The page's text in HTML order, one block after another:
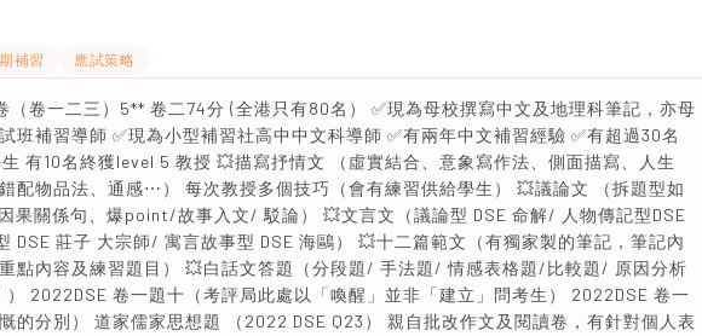
補習 應試策略
（卷一二三）5** 卷二74分 (全港只有80名） ✅現為母校撰寫中文及地理科筆記，亦母
班補習導師 ✅現為小型補習社高中中文科導師 ✅有兩年中文補習經驗 ✅有超過30名
有10名終獲level 5 教授 💥描寫抒情文 （虛實結合、意象寫作法、側面描寫、人生
配物品法、通感⋯） 每次教授多個技巧（會有練習供給學生） 💥議論文 （拆題型如
果關係句、爆point/故事入文/ 駁論） 💥文言文（議論型 DSE 命解/ 人物傳記型DSE
DSE 莊子 大宗師/ 寓言故事型 DSE 海鷗） 💥十二篇範文（有獨家製的筆記，筆記內
點內容及練習題目） 💥白話文答題（分段題/ 手法題/ 情感表格題/比較題/ 原因分析
2022DSE 卷一題十（考評局此處以「喚醒」並非「建立」問考生） 2022DSE 卷一
的分別） 道家儒家思想題 （2022 DSE Q23） 親自批改作文及閱讀卷，有針對個人表